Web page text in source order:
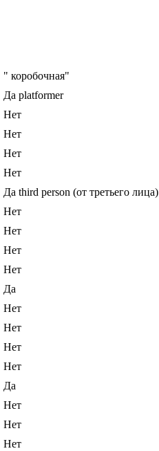
" коробочная"
Да platformer
Нет
Нет
Нет
Нет
Да third person (от третьего лица)
Нет
Нет
Нет
Нет
Да
Нет
Нет
Нет
Нет
Да
Нет
Нет
Нет